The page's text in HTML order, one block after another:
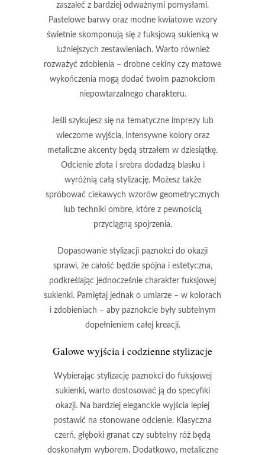
zaszaleć z bardziej odważnymi pomysłami.
Pastelowe barwy oraz modne kwiatowe wzory
świetnie skomponują się z fuksjową sukienką w
luźniejszych zestawieniach. Warto również
rozważyć zdobienia – drobne cekiny czy matowe
wykończenia mogą dodać twoim paznokciom
niepowtarzalnego charakteru.
Jeśli szykujesz się na tematyczne imprezy lub
wieczorne wyjścia, intensywne kolory oraz
metaliczne akcenty będą strzałem w dziesiątkę.
Odcienie złota i srebra dodadzą blasku i
wyróżnią całą stylizację. Możesz także
spróbować ciekawych wzorów geometrycznych
lub techniki ombre, które z pewnością
przyciągną spojrzenia.
Dopasowanie stylizacji paznokci do okazji
sprawi, że całość będzie spójna i estetyczna,
podkreślając jednocześnie charakter fuksjowej
sukienki. Pamiętaj jednak o umiarze – w kolorach
i zdobieniach – aby paznokcie były subtelnym
dopełnieniem całej kreacji.
Galowe wyjścia i codzienne stylizacje
Wybierając stylizację paznokci do fuksjowej
sukienki, warto dostosować ją do specyfiki
okazji. Na bardziej eleganckie wyjścia lepiej
postawić na stonowane odcienie. Klasyczna
czerń, głęboki granat czy subtelny róż będą
doskonałym wyborem. Dodatkowo, metaliczne